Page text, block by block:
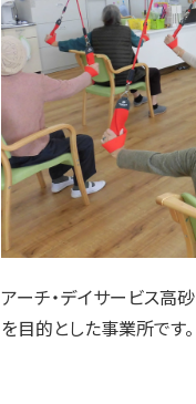
アーチ・デイサービス高砂
を目的とした事業所です。